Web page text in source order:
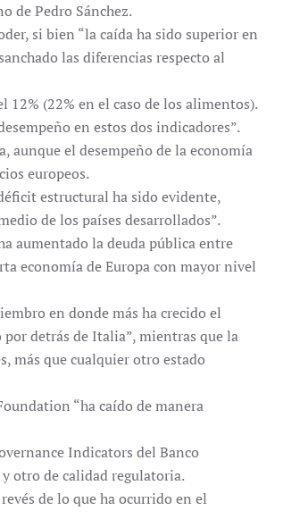
de Pedro Sánchez.
si bien “la caída ha sido superior en
las diferencias respecto al
12% (22% en el caso de los alimentos).
en estos dos indicadores”.
aunque el desempeño de la economía
europeos.
estructural ha sido evidente,
de los países desarrollados”.
aumentado la deuda pública entre
economía de Europa con mayor nivel
en donde más ha crecido el
detrás de Italia”, mientras que la
más que cualquier otro estado
“ha caído de manera
Indicators del Banco
otro de calidad regulatoria.
de lo que ha ocurrido en el